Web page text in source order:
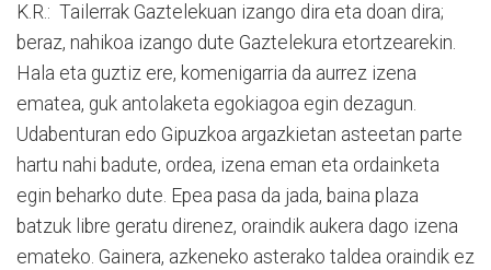
K.R.: Tailerrak Gaztelekuan izango dira eta doan dira;
beraz, nahikoa izango dute Gaztelekura etortzearekin.
Hala eta guztiz ere, komenigarria da aurrez izena
ematea, guk antolaketa egokiagoa egin dezagun.
Udabenturan edo Gipuzkoa argazkietan asteetan parte
hartu nahi badute, ordea, izena eman eta ordainketa
egin beharko dute. Epea pasa da jada, baina plaza
batzuk libre geratu direnez, oraindik aukera dago izena
emateko. Gainera, azkeneko asterako taldea oraindik ez